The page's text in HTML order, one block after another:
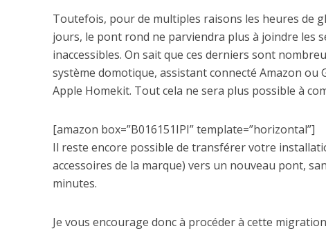
Toutefois, pour de multiples raisons les heures de
jours, le pont rond ne parviendra plus à joindre les
inaccessibles. On sait que ces derniers sont
système domotique, assistant connecté Amazon
Apple Homekit. Tout cela ne sera plus possible à
[amazon box=”B016151IPI” template=”horizontal”]
Il reste encore possible de transférer votre
accessoires de la marque) vers un nouveau pont,
minutes.
Je vous encourage donc à procéder à cette